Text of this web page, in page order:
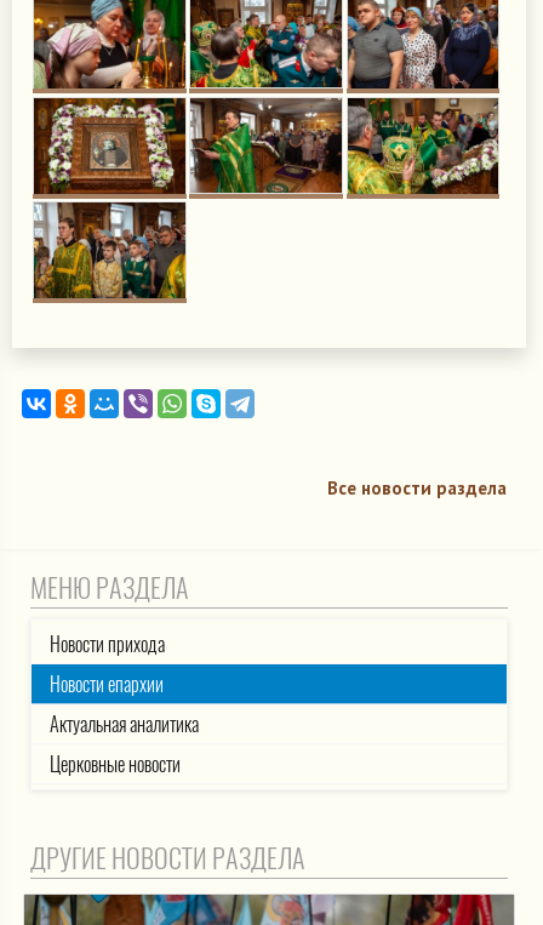
Все новости раздела
МЕНЮ РАЗДЕЛА
Новости прихода
Новости епархии
Актуальная аналитика
Церковные новости
ДРУГИЕ НОВОСТИ РАЗДЕЛА